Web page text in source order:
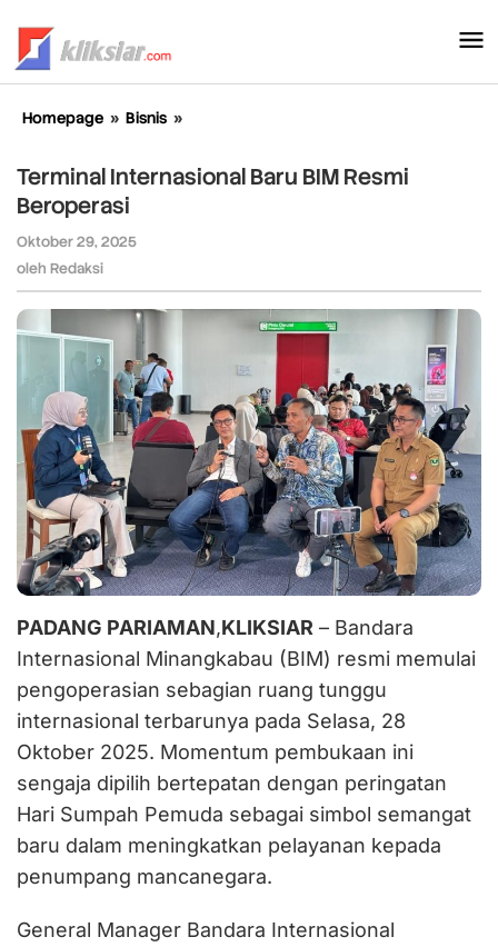
konten
Homepage » Bisnis »
Baru
BIM
Terminal Internasional Baru BIM Resmi
Beroperasi
Oktober 29, 2025
oleh Redaksi
PADANG PARIAMAN,KLIKSIAR – Bandara
Internasional Minangkabau (BIM) resmi memulai
pengoperasian sebagian ruang tunggu
internasional terbarunya pada Selasa, 28
Oktober 2025. Momentum pembukaan ini
sengaja dipilih bertepatan dengan peringatan
Hari Sumpah Pemuda sebagai simbol semangat
baru dalam meningkatkan pelayanan kepada
penumpang mancanegara.
General Manager Bandara Internasional